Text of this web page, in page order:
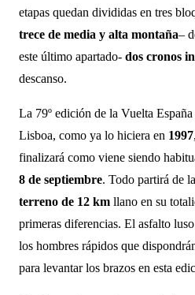
etapas quedan divididas en tres
trece de media y alta montaña–
este último apartado- dos cronos
descanso.
La 79º edición de la Vuelta
Lisboa, como ya lo hiciera en 1997
finalizará como viene siendo
8 de septiembre. Todo partirá de la
terreno de 12 km llano en su
primeras diferencias. El asfalto
los hombres rápidos que
para levantar los brazos en esta